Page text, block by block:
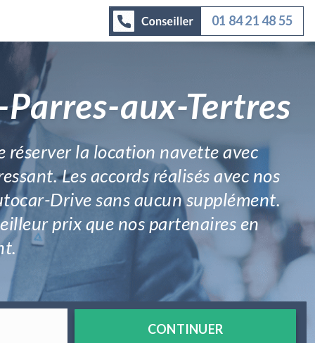
01 84 21 48 55
aux-Tertres
réserver la location navette avec
Les accords réalisés avec nos
Drive sans aucun supplément.
prix que nos partenaires en
CONTINUER